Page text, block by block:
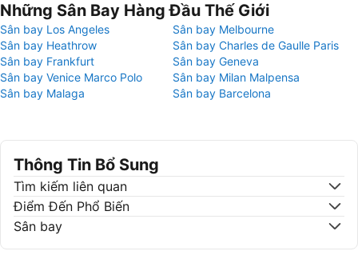
Những Sân Bay Hàng Đầu Thế Giới
Sân bay Los Angeles
Sân bay Melbourne
Sân bay Heathrow
Sân bay Charles de Gaulle Paris
Sân bay Frankfurt
Sân bay Geneva
Sân bay Venice Marco Polo
Sân bay Milan Malpensa
Sân bay Malaga
Sân bay Barcelona
Thông Tin Bổ Sung
Tìm kiếm liên quan
Điểm Đến Phổ Biến
Sân bay